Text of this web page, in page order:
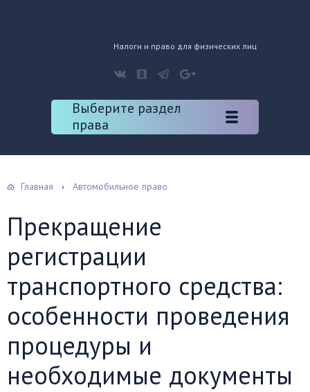
Налоги и право для физических лиц
Выберите раздел
права
Главная Автомобильное право
Прекращение
регистрации
транспортного средства:
особенности проведения
процедуры и
необходимые документы